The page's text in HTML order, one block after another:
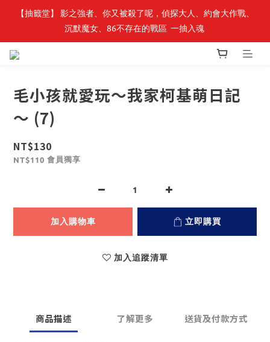
【轉生史萊姆】系列書展🌟系列小說 79 折，滿$389送「完節紀念
明信片組」
【抽籤堂】 影之強者、你又被殺了呢，偵探大人、約會大作戰、
沉默魔女、86不存在的戰區  一抽入魂
【轉生史萊姆】系列書展🌟系列小說 79 折，滿$389送「完節紀念
毛小孩就愛玩～我家柯基萌日記
～ (7)
NT$130
NT$110 會員獨享
加入購物車 立即購買
加入追蹤清單
商品描述 了解更多 送貨及付款方式